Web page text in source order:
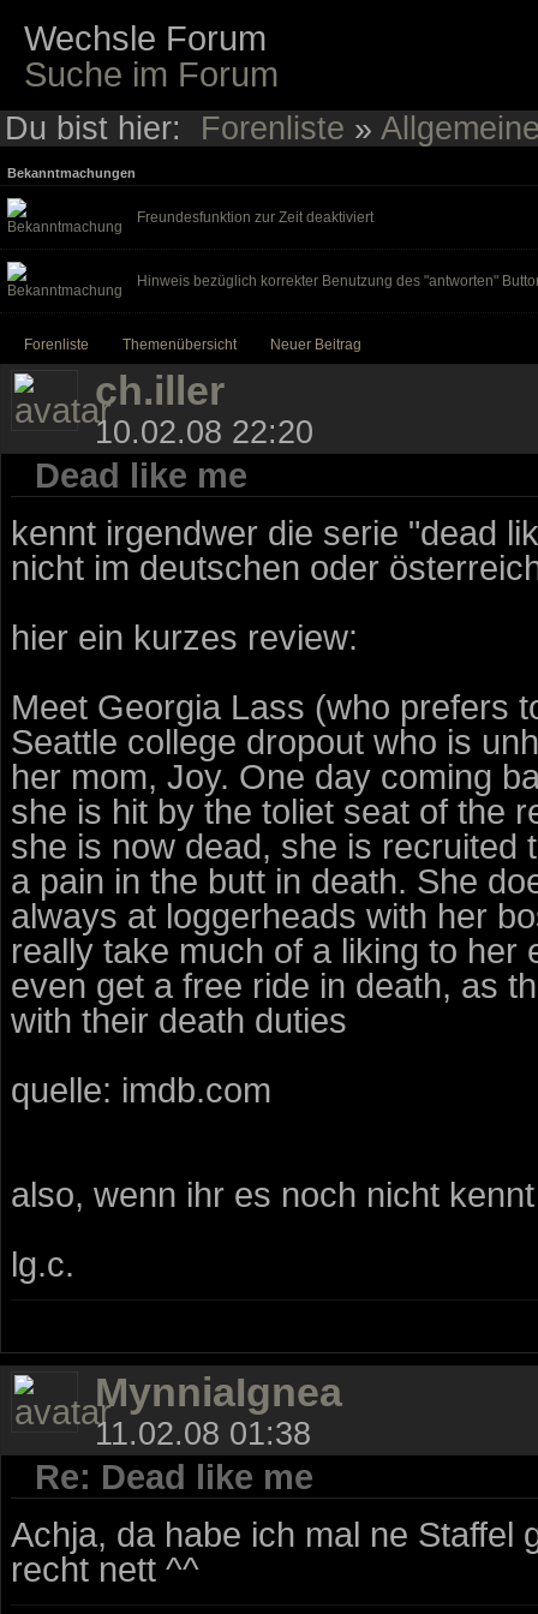
Wechsle Forum
Suche im Forum
Du bist hier: Forenliste »
Bekanntmachungen
Freundesfunktion zur Zeit deaktiviert
Hinweis bezüglich korrekter Benutzung des "antworten"
Forenliste Themenübersicht Neuer Beitrag
ch.iller
10.02.08 22:20
Dead like me
kennt irgendwer die serie "dead
nicht im deutschen oder
hier ein kurzes review:
Meet Georgia Lass (who prefers
Seattle college dropout who is
her mom, Joy. One day coming
she is hit by the toliet seat of the
she is now dead, she is recruited
a pain in the butt in death. She
always at loggerheads with her
really take much of a liking to her
even get a free ride in death, as
with their death duties
quelle: imdb.com
also, wenn ihr es noch nicht
lg.c.
MynniaIgnea
11.02.08 01:38
Re: Dead like me
Achja, da habe ich mal ne Staffel
recht nett ^^